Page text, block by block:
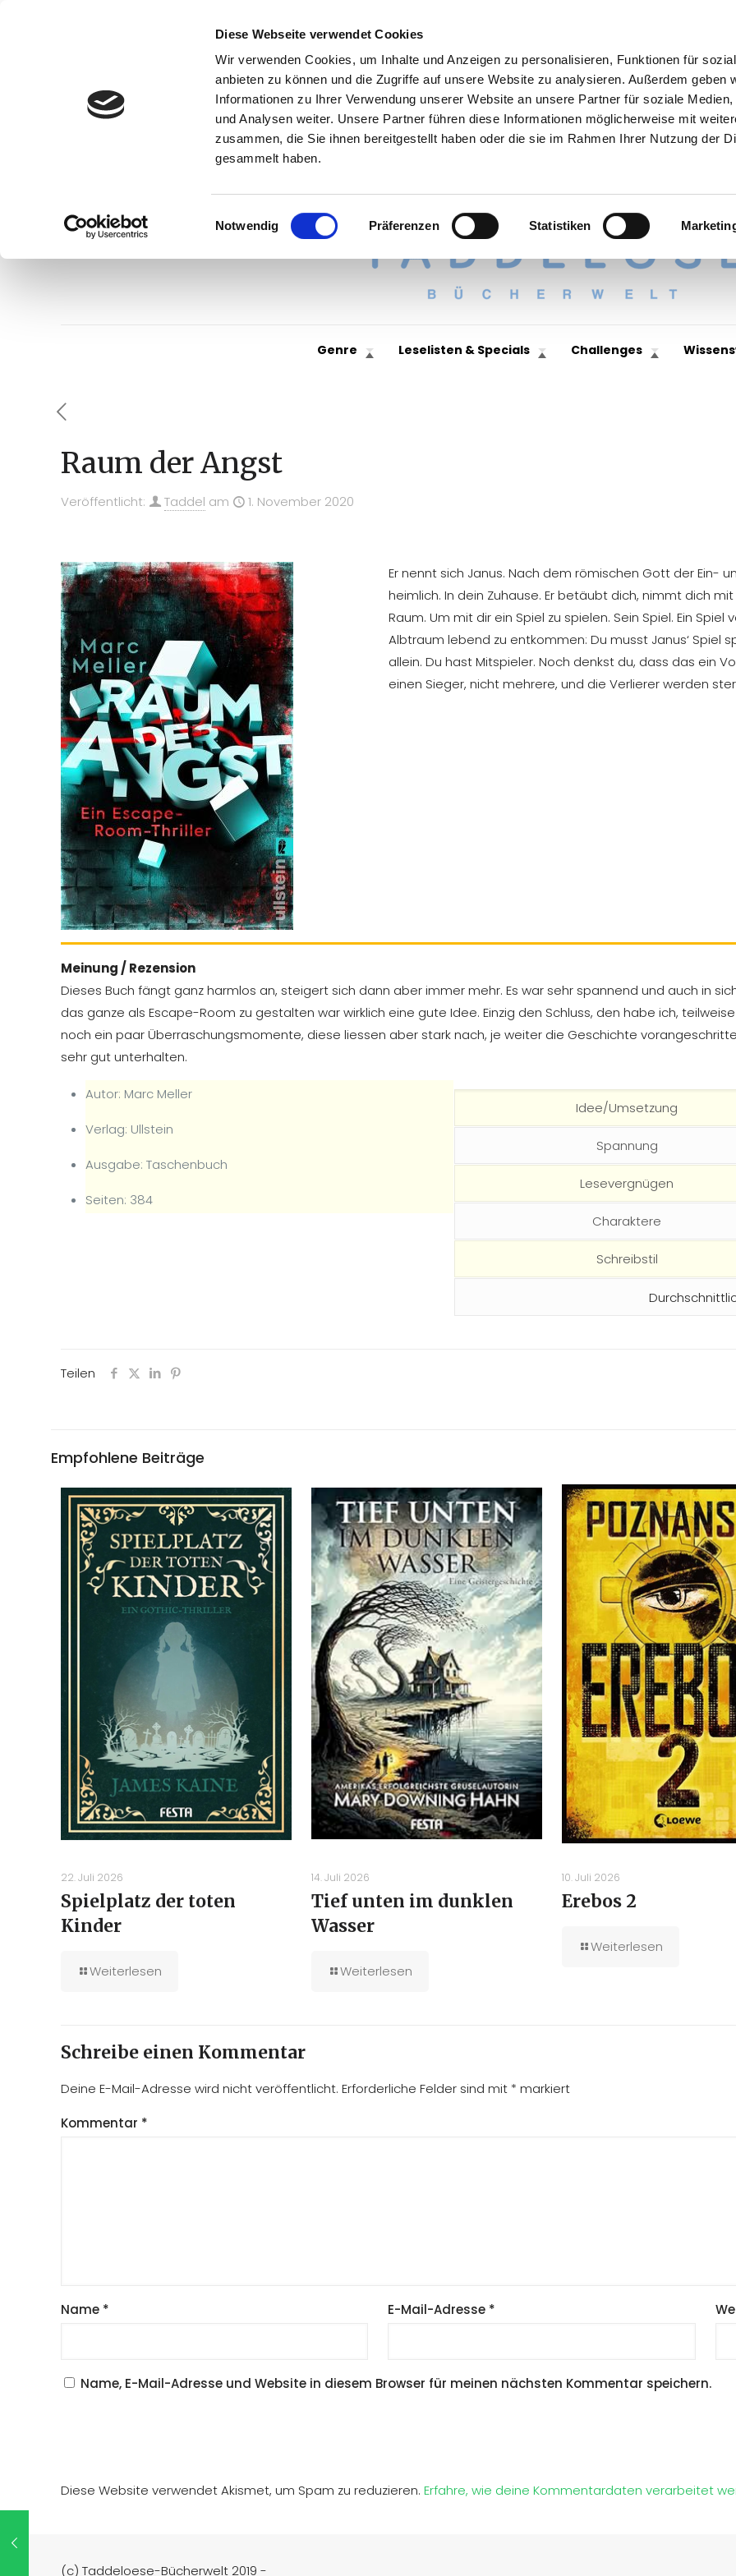
Diese Webseite verwendet Cookies
Wir verwenden Cookies, um Inhalte und Anzeigen zu personalisieren, Funktionen für
anbieten zu können und die Zugriffe auf unsere Website zu analysieren. Außerdem geben
Informationen zu Ihrer Verwendung unserer Website an unsere Partner für soziale Medien,
und Analysen weiter. Unsere Partner führen diese Informationen möglicherweise mit
zusammen, die Sie ihnen bereitgestellt haben oder die sie im Rahmen Ihrer Nutzung der
gesammelt haben.
Einwilligungsauswahl
Notwendig Präferenzen Statistiken
Genre Leselisten & Specials Challenges
Raum der Angst
Veröffentlicht: Taddel am 1. November 2020
Er nennt sich Janus. Nach dem römischen Gott der Ein-
heimlich. In dein Zuhause. Er betäubt dich, nimmt dich
Raum. Um mit dir ein Spiel zu spielen. Sein Spiel. Ein
Albtraum lebend zu entkommen: Du musst Janus‘ Spiel
allein. Du hast Mitspieler. Noch denkst du, dass das ein
einen Sieger, nicht mehrere, und die Verlierer werden
Meinung / Rezension
Dieses Buch fängt ganz harmlos an, steigert sich dann aber immer mehr. Es war sehr spannend und auch in
das ganze als Escape-Room zu gestalten war wirklich eine gute Idee. Einzig den Schluss, den habe ich,
noch ein paar Überraschungsmomente, diese liessen aber stark nach, je weiter die Geschichte
sehr gut unterhalten.
Autor: Marc Meller
Verlag: Ullstein
Ausgabe: Taschenbuch
Seiten: 384
Idee/Umsetzung
Spannung
Lesevergnügen
Charaktere
Schreibstil
Teilen
Empfohlene Beiträge
22. Juli 2026
Spielplatz der toten
Kinder
Weiterlesen
14. Juli 2026
Tief unten im dunklen
Wasser
Weiterlesen
10. Juli 2026
Erebos 2
Weiterlesen
Schreibe einen Kommentar
Deine E-Mail-Adresse wird nicht veröffentlicht. Erforderliche Felder sind mit * markiert
Kommentar *
Name * E-Mail-Adresse *
Name, E-Mail-Adresse und Website in diesem Browser für meinen nächsten Kommentar speichern.
Diese Website verwendet Akismet, um Spam zu reduzieren. Erfahre, wie deine Kommentardaten verarbeitet
(c) Taddeloese-Bücherwelt 2019 -